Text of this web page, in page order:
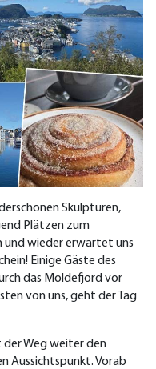
Skulpturen,
Plätzen zum
und wieder erwartet uns
Einige Gäste des
das Moldefjord vor
von uns, geht der Tag
der Weg weiter den
Aussichtspunkt. Vorab